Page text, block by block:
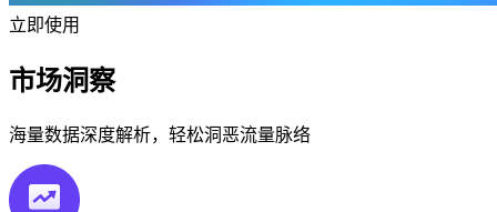
立即使用
市场洞察
海量数据深度解析，轻松洞恶流量脉络